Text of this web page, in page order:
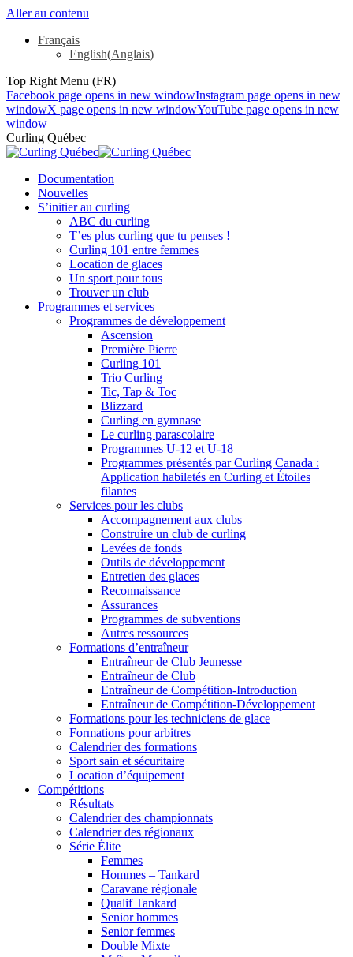
Aller au contenu
Français
English(Anglais)
Top Right Menu (FR)
Facebook page opens in new windowInstagram page opens in new
windowX page opens in new windowYouTube page opens in new
window
Curling Québec
Documentation
Nouvelles
S’initier au curling
ABC du curling
T’es plus curling que tu penses !
Curling 101 entre femmes
Location de glaces
Un sport pour tous
Trouver un club
Programmes et services
Programmes de développement
Ascension
Première Pierre
Curling 101
Trio Curling
Tic, Tap & Toc
Blizzard
Curling en gymnase
Le curling parascolaire
Programmes U-12 et U-18
Programmes présentés par Curling Canada :
Application habiletés en Curling et Étoiles
filantes
Services pour les clubs
Accompagnement aux clubs
Construire un club de curling
Levées de fonds
Outils de développement
Entretien des glaces
Reconnaissance
Assurances
Programmes de subventions
Autres ressources
Formations d’entraîneur
Entraîneur de Club Jeunesse
Entraîneur de Club
Entraîneur de Compétition-Introduction
Entraîneur de Compétition-Développement
Formations pour les techniciens de glace
Formations pour arbitres
Calendrier des formations
Sport sain et sécuritaire
Location d’équipement
Compétitions
Résultats
Calendrier des championnats
Calendrier des régionaux
Série Élite
Femmes
Hommes – Tankard
Caravane régionale
Qualif Tankard
Senior hommes
Senior femmes
Double Mixte